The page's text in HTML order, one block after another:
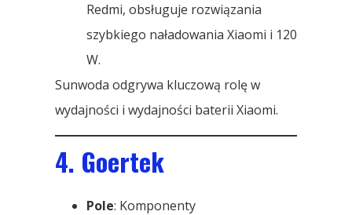
Redmi, obsługuje rozwiązania
szybkiego naładowania Xiaomi i 120
W.
Sunwoda odgrywa kluczową rolę w
wydajności i wydajności baterii Xiaomi.
4. Goertek
Pole: Komponenty